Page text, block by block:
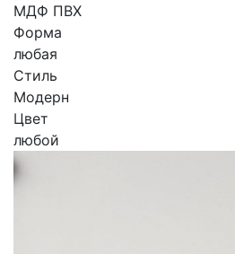
МДФ ПВХ
Форма
любая
Стиль
Модерн
Цвет
любой